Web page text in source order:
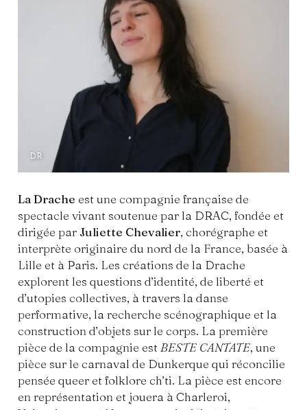
DR
La Drache est une compagnie française de
spectacle vivant soutenue par la DRAC, fondée et
dirigée par Juliette Chevalier, chorégraphe et
interprète originaire du nord de la France, basée à
Lille et à Paris. Les créations de la Drache
explorent les questions d’identité, de liberté et
d’utopies collectives, à travers la danse
performative, la recherche scénographique et la
construction d’objets sur le corps. La première
pièce de la compagnie estBESTE CANTATE, une
pièce sur le carnaval de Dunkerque qui réconcilie
pensée queer et folklore ch’ti. La pièce est encore
en représentation et jouera à Charleroi,